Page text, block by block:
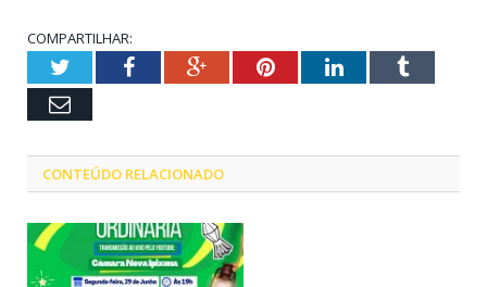
COMPARTILHAR:
TwitterFacebookGoogle+PinterestLinkedInTumblr
Email
CONTEÚDO RELACIONADO